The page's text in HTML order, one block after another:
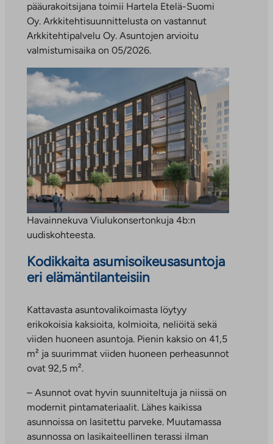
pääurakoitsijana toimii Hartela Etelä-Suomi
Oy. Arkkitehtisuunnittelusta on vastannut
Arkkitehtipalvelu Oy. Asuntojen arvioitu
valmistumisaika on 05/2026.
Havainnekuva Viulukonsertonkuja 4b:n
uudiskohteesta.
Kodikkaita asumisoikeusasuntoja
eri elämäntilanteisiin
Kattavasta asuntovalikoimasta löytyy
erikokoisia kaksioita, kolmioita, neliöitä sekä
viiden huoneen asuntoja. Pienin kaksio on 41,5
m² ja suurimmat viiden huoneen perheasunnot
ovat 92,5 m².
– Asunnot ovat hyvin suunniteltuja ja niissä on
modernit pintamateriaalit. Lähes kaikissa
asunnoissa on lasitettu parveke. Muutamassa
asunnossa on lasikaiteellinen terassi ilman